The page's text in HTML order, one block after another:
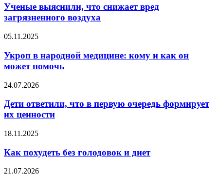
для
здоровья
что
вред
воздуха
Ученые выяснили, что снижает вред
загрязненного воздуха
Укроп
народной
медицине:
кому
как
может
помочь
05.11.2025
Укроп в народной медицине: кому и как он
может помочь
Дети
что
в
первую
формирует
ценности
24.07.2026
Дети ответили, что в первую очередь формирует
их ценности
Как
без
голодовок
и
18.11.2025
Как похудеть без голодовок и диет
Психотерапевт
21.07.2026